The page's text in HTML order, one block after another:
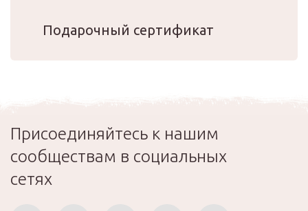
Подарочный сертификат
Присоединяйтесь к нашим
сообществам в социальных
сетях